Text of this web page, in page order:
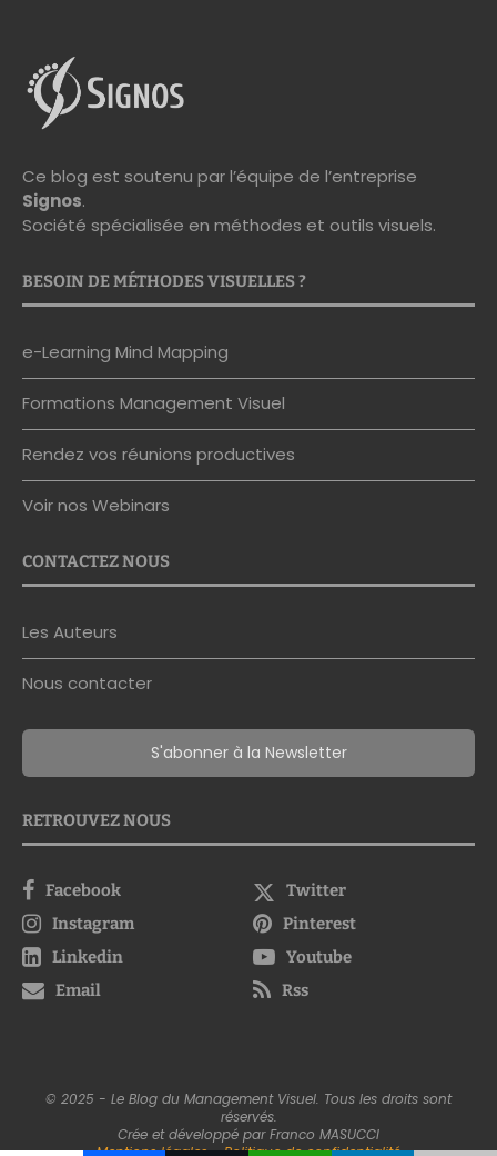
Ce blog est soutenu par l’équipe de l’entreprise
Signos.
Société spécialisée en méthodes et outils visuels.
BESOIN DE MÉTHODES VISUELLES ?
e-Learning Mind Mapping
Formations Management Visuel
Rendez vos réunions productives
Voir nos Webinars
CONTACTEZ NOUS
Les Auteurs
Nous contacter
S'abonner à la Newsletter
RETROUVEZ NOUS
Facebook
Twitter
Instagram
Pinterest
Linkedin
Youtube
Email
Rss
© 2025 - Le Blog du Management Visuel. Tous les droits sont
réservés.
Crée et développé par Franco MASUCCI